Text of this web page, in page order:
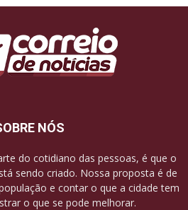
NÓS
do cotidiano das pessoas, é que o
sendo criado. Nossa proposta é de
e contar o que a cidade tem
o que se pode melhorar.